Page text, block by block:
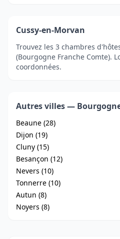
Cussy-en-Morvan
Trouvez les 3 chambres
(Bourgogne Franche Comte).
coordonnées.
Autres villes —
Beaune (28)
Dijon (19)
Cluny (15)
Besançon (12)
Nevers (10)
Tonnerre (10)
Autun (8)
Noyers (8)